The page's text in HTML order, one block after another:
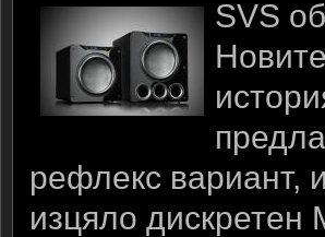
SVS
рефлекс вариант,
изцяло дискретен